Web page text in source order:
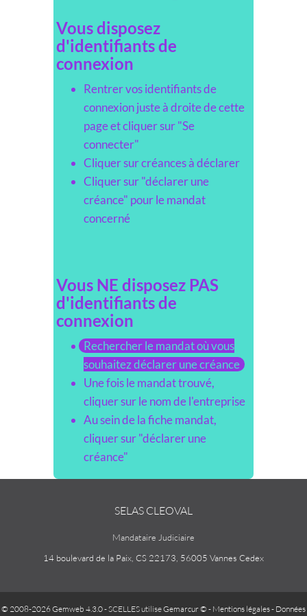
Vous disposez
d'identifiants de
connexion
Rentrer vos identifiants de
connexion juste à droite de cette
page et cliquer sur "Se
connecter"
Cliquer sur créances à déclarer
Cliquer sur "déclarer une
créance" pour le mandat
concerné
Vous NE disposez PAS
d'identifiants de
connexion
Rechercher le mandat où vous
souhaitez déclarer une créance
Une fois le mandat trouvé,
cliquer sur le nom de l'entreprise
Au sein de la fiche mandat,
cliquer sur "déclarer une
créance"
SELAS CLEOVAL
Mandataire Judiciaire
14 boulevard de la Paix, CS 22173, 56005 Vannes Cedex
© 2008-2026 Gemweb 4.3.0- SCELLES utiliseGemarcur © - Mentions légales- Données